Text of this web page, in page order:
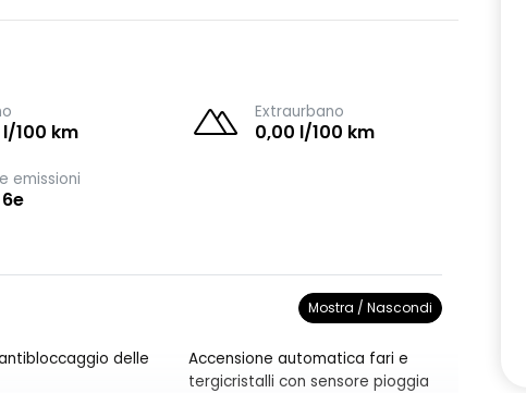
100 km
Extraurbano
0,00 l/100 km
emissioni
Mostra / Nascondi
delle
Accensione automatica fari e
tergicristalli con sensore pioggia